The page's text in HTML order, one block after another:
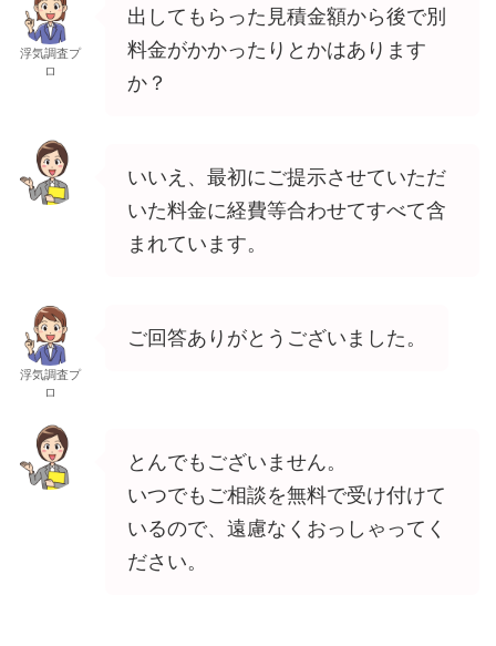
浮気調査プ
ロ
出してもらった見積金額から後で別
料金がかかったりとかはあります
か？
いいえ、最初にご提示させていただ
いた料金に経費等合わせてすべて含
まれています。
浮気調査プ
ロ
ご回答ありがとうございました。
とんでもございません。
いつでもご相談を無料で受け付けて
いるので、遠慮なくおっしゃってく
ださい。